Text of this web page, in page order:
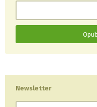
Newsletter